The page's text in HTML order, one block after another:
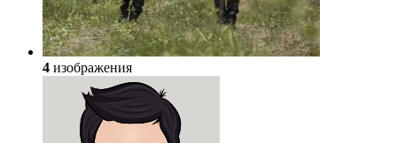
4 изображения